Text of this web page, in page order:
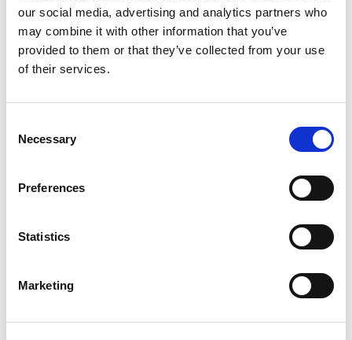
our social media, advertising and analytics partners who
may combine it with other information that you’ve
provided to them or that they’ve collected from your use
of their services.
Selection
Necessary
Preferences
Statistics
Marketing
Soluzioni personalizzate per la
saldatura e l’assemblaggio
Attivi nella produzione di linee di assemblaggio da decenni,
l’accumulazione di pallet,
Break Away End-Effectors,
, che stanno
dell’efficienza produttiva
creare valore in ogni
I numeri del Body Assembly